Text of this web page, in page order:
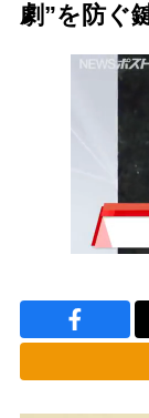
劇”を防ぐ